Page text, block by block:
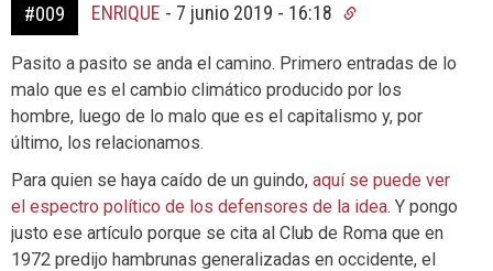
#009 ENRIQUE - 7 junio 2019 - 16:18
Pasito a pasito se anda el camino. Primero entradas de lo
malo que es el cambio climático producido por los
hombre, luego de lo malo que es el capitalismo y, por
último, los relacionamos.
Para quien se haya caído de un guindo, aquí se puede ver
el espectro político de los defensores de la idea. Y pongo
justo ese artículo porque se cita al Club de Roma que en
1972 predijo hambrunas generalizadas en occidente, el